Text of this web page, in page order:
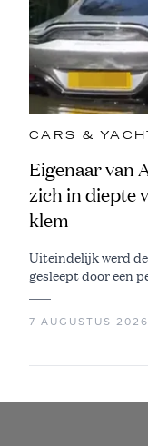
CARS &
Eigenaar van
zich in diepte
klem
Uiteindelijk werd
gesleept door een
7 AUGUSTUS